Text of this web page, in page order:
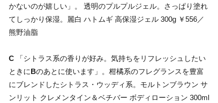
かないのが嬉しい」。 透明のプルプルジェル。さっぱり塗れ
てしっかり保湿。麗白 ハトムギ 高保湿ジェル 300g ￥556／
熊野油脂
C
「シトラス系の香りが好み。気持ちをリフレッシュしたい
ときにBのあとに使います」。柑橘系のフレグランスを豊富
にブレンドしたシトラス・ウッディ系。モルトンブラウン サ
ンリット クレメンタイン＆ベチバー ボディローション 300ml